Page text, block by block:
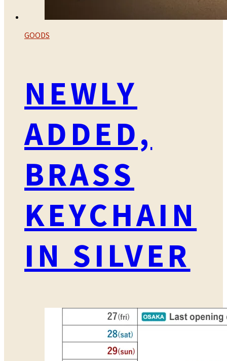
GOODS
NEWLY
ADDED,
BRASS
KEYCHAIN
IN SILVER